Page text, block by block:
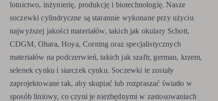
lotnictwo, inżynierię, produkcję i biotechnologię. Nasze
soczewki cylindryczne są starannie wykonane przy użyciu
najwyższej jakości materiałów, takich jak okulary Schott,
CDGM, Ohara, Hoya, Corning oraz specjalistycznych
materiałów na podczerwień, takich jak szafir, german, krzem,
selenek cynku i siarczek cynku. Soczewki te zostały
zaprojektowane tak, aby skupiać lub rozpraszać światło w
sposób liniowy, co czyni je niezbędnymi w zastosowaniach